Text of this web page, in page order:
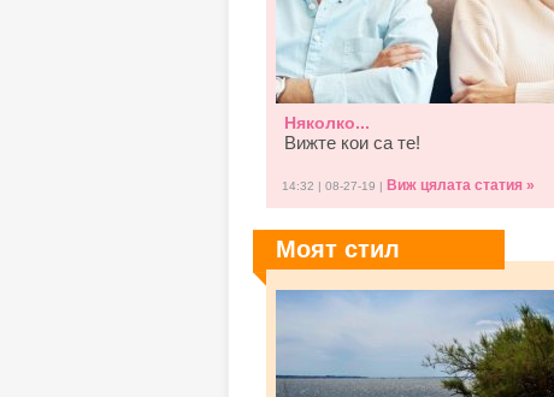
Няколко...
Вижте кои са те!
14:32 | 08-27-19 | Виж цялата статия »
Моят стил